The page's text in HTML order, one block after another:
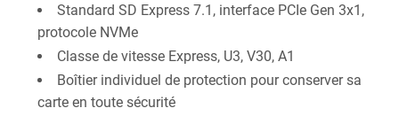
Standard SD Express 7.1, interface PCIe Gen 3x1,
protocole NVMe
Classe de vitesse Express, U3, V30, A1
Boîtier individuel de protection pour conserver sa
carte en toute sécurité